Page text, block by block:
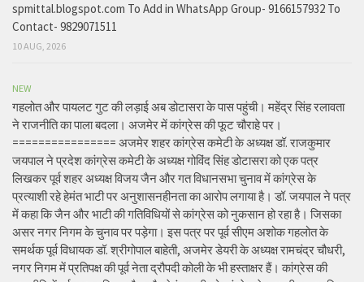
spmittal.blogspot.com To Add in WhatsApp Group- 9166157932 To
Contact- 9829071511
10 AUG, 2026
NEW
गहलोत और पायलट गुट की लड़ाई अब डोटासरा के पास पहुंची। महेंद्र सिंह रलावता
ने राजनीति का पाला बदला। अजमेर में कांग्रेस की फूट चौराहे पर।
================ अजमेर शहर कांग्रेस कमेटी के अध्यक्ष डॉ. राजकुमार
जयपाल ने प्रदेश कांग्रेस कमेटी के अध्यक्ष गोविंद सिंह डोटासरा को एक पत्र
लिखकर पूर्व शहर अध्यक्ष विजय जैन और गत विधानसभा चुनाव में कांग्रेस के
प्रत्याशी रहे हेमंत भाटी पर अनुशासनहीनता का आरोप लगाया है। डॉ. जयपाल ने पत्र
में कहा कि जैन और भाटी की गतिविधियों से कांग्रेस को नुकसान हो रहा है। जिसका
असर नगर निगम के चुनाव पर पड़ेगा। इस पत्र पर पूर्व सीएम अशोक गहलोत के
समर्थक पूर्व विधायक डॉ. श्रीगोपाल बाहेती, अजमेर डेयरी के अध्यक्ष रामचंद्र चौधरी,
नगर निगम में प्रतिपक्ष की पूर्व नेता द्रौपदी कोली के भी हस्ताक्षर हैं। कांग्रेस की